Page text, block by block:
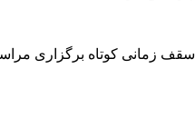
زمانی کوتاه برگزاری مراسم